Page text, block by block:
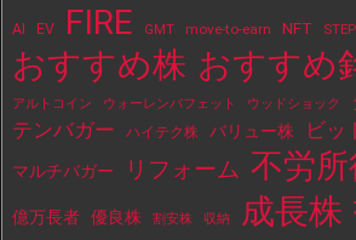
AI EV FIRE GMT move-to-earn NFT
おすすめ株 おすすめ
アルトコイン ウォーレンバフェット ウッドショック
テンバガー ハイテク株 バリュー株 ビッ
マルチバガー リフォーム 不労所
億万長者 優良株 割安株 収納 成長株